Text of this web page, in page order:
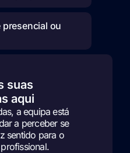
presencial ou
suas
aqui
a equipa está
a perceber se
sentido para o